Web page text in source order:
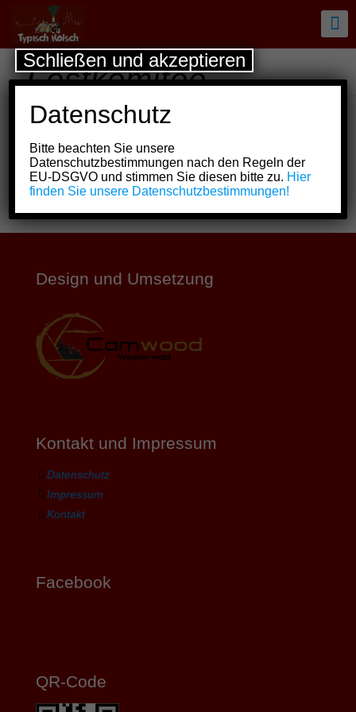
Festkomitee
Teilen mit:
Design und Umsetzung
Kontakt und Impressum
Datenschutz
Impressum
Kontakt
Facebook
QR-Code
Datenschutz
Bitte beachten Sie unsere
Datenschutzbestimmungen nach den Regeln der
EU-DSGVO und stimmen Sie diesen bitte zu. Hier
finden Sie unsere Datenschutzbestimmungen!
Schließen und akzeptieren